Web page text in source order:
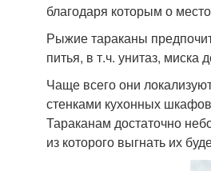
благодаря которым о
Рыжие тараканы
питья, в т.ч. унитаз, миска
Чаще всего они
стенками кухонных
Тараканам достаточно
из которого выгнать их